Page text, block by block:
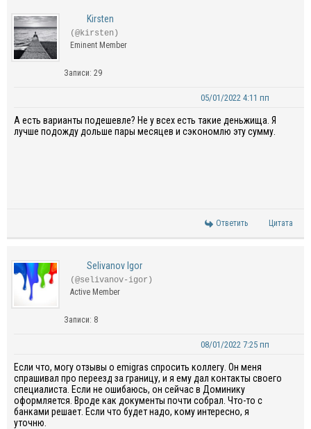
Kirsten
(@kirsten)
Eminent Member
Записи: 29
05/01/2022 4:11 пп
А есть варианты подешевле? Не у всех есть такие деньжища. Я
лучше подожду дольше пары месяцев и сэкономлю эту сумму.
Ответить Цитата
Selivanov Igor
(@selivanov-igor)
Active Member
Записи: 8
08/01/2022 7:25 пп
Если что, могу отзывы о emigras спросить коллегу. Он меня
спрашивал про переезд за границу, и я ему дал контакты своего
специалиста. Если не ошибаюсь, он сейчас в Доминику
оформляется. Вроде как документы почти собрал. Что-то с
банками решает. Если что будет надо, кому интересно, я
уточню.